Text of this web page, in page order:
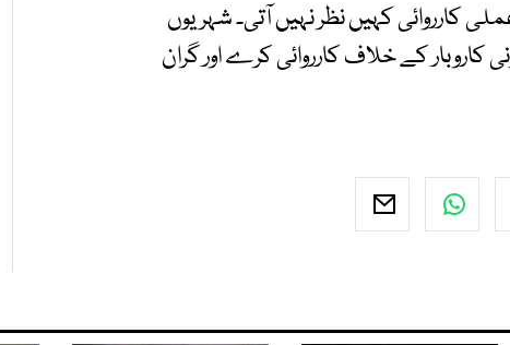
کارروائی کہیں نظر نہیں آتی۔ شہریوں
کے خلاف کارروائی کرے اور گران